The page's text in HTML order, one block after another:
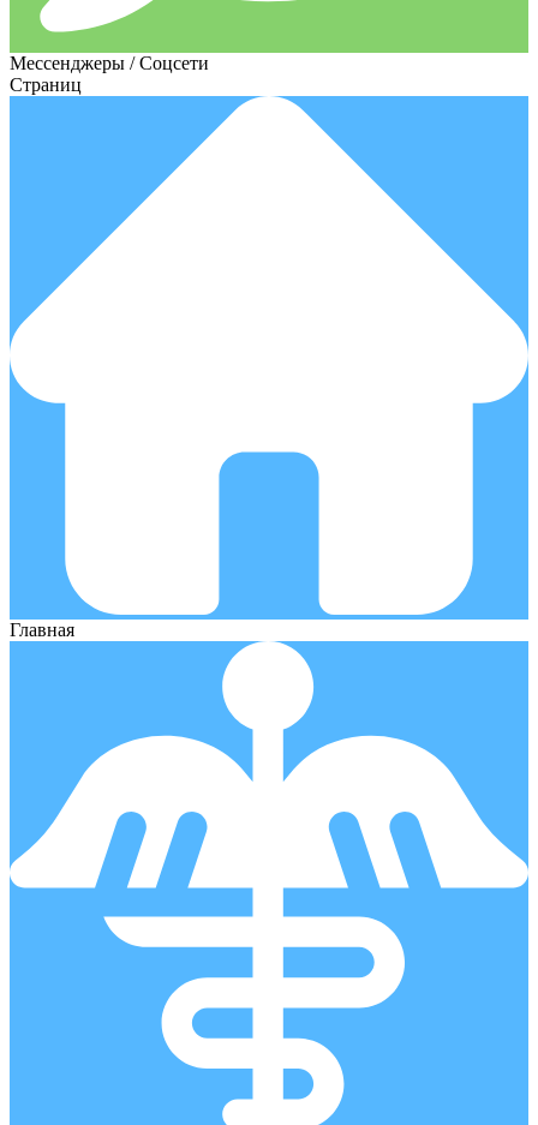
Мессенджеры / Соцсети
Страниц
Главная